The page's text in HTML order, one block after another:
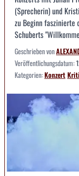
(Sprecherin) und
zu Beginn faszinierte
Schuberts
Geschrieben von
Veröffentlichungsdatum:
Kategorien:Konzert